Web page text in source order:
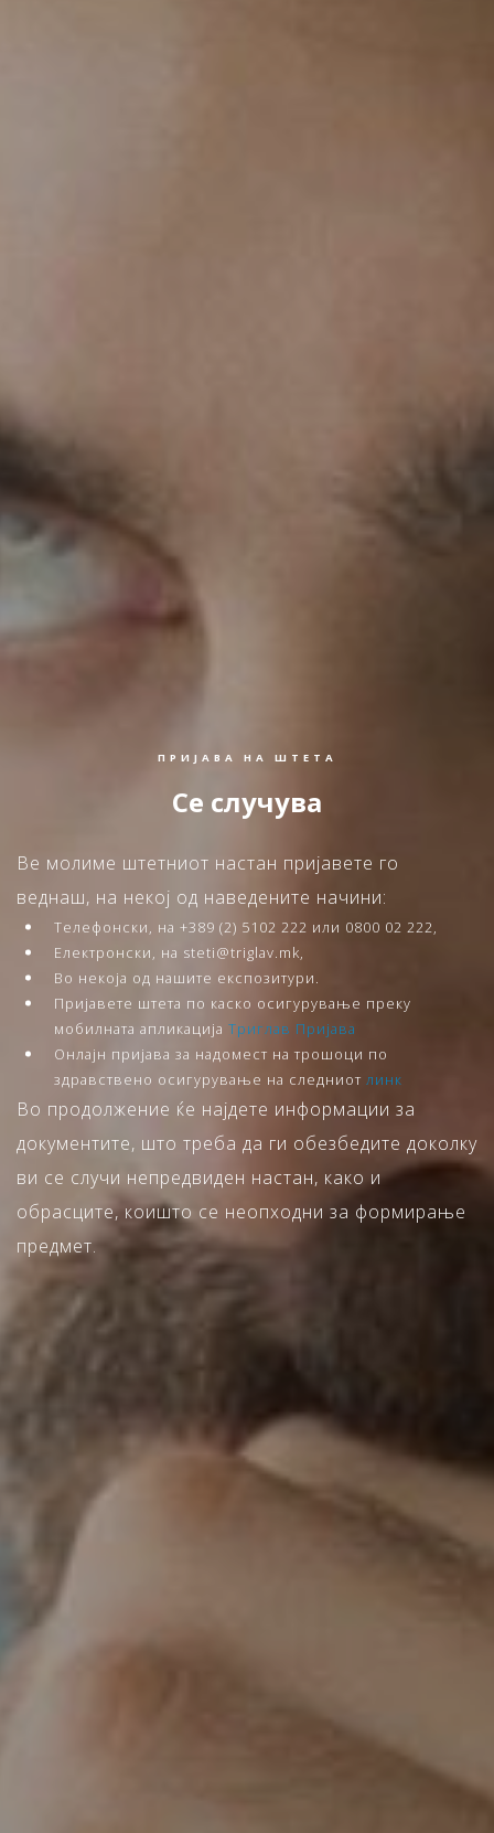
ПРИЈАВА НА ШТЕТА
Се случува
Ве молиме штетниот настан пријавете го
веднаш, на некој од наведените начини:
Телефонски, на +389 (2) 5102 222 или 0800 02 222,
Електронски, на steti@triglav.mk,
Во некоја од нашите експозитури.
Пријавете штета по каско осигурување преку
мобилната апликација Триглав Пријава
Онлајн пријава за надомест на трошоци по
здравствено осигурување на следниот линк
Во продолжение ќе најдете информации за
документите, што треба да ги обезбедите доколку
ви се случи непредвиден настан, како и
обрасците, коишто се неопходни за формирање
предмет.